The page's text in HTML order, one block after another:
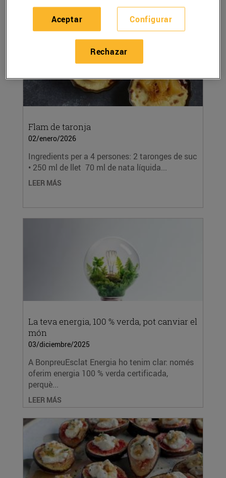
LEER MÁS
Flam de taronja
02/enero/2026
Ingredients per a 4 persones: 2 taronges de suc
• 250 ml de llet 70 ml de nata líquida...
LEER MÁS
La teva energia, 100 % verda, pot canviar el
món
03/diciembre/2025
A BonpreuEsclat Energia ho tenim clar: només
oferim energia 100 % verda certificada,
perquè...
LEER MÁS
Configurar
Rechazar
Aceptar